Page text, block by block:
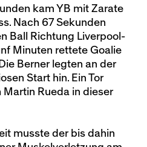
kam YB mit Zarate
Nach 67 Sekunden
Ball Richtung Liverpool-
Minuten rettete Goalie
Berner legten an der
Start hin. Ein Tor
Rueda in dieser
musste der bis dahin